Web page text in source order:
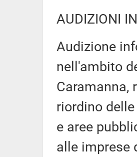
AUDIZIONI
Audizione
nell'ambito
Caramanna,
riordino
e aree
alle imprese